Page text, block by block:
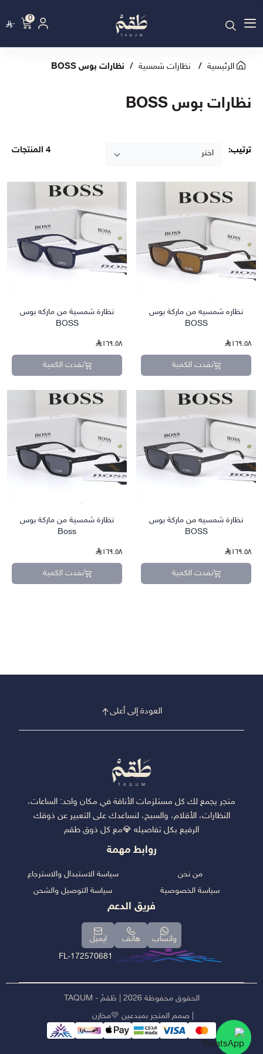
0 ٠
الرئيسية نظارات شمسية نظارات بوس BOSS
نظارات بوس BOSS
ترتيب: 4 المنتجات
نظاره شمسيه من ماركة بوس
BOSS
١٦٩.٥٨
نفدت الكمية
نظارة شمسية من ماركه بوس
BOSS
١٦٩.٥٨
نفدت الكمية
نظارة شمسيه من ماركة بوس
BOSS
١٦٩.٥٨
نفدت الكمية
نظارة شمسية من ماركة بوس
Boss
١٦٩.٥٨
نفدت الكمية
العودة إلى أعلى
متجر يجمع لك كل مستلزمات الأناقة في مكان واحد: الساعات،
النظارات، الأقلام، والسبح، لنساعدك على التعبير عن ذوقك
الرفيع بكل تفاصيله 💎مع كل ذوق طقم
روابط مهمة
من نحن
سياسة الخصوصية
سياسة الاستبدال والاسترجاع
سياسة التوصيل والشحن
فريق الدعم
واتساب هاتف
ايميل
FL-172570681
الحقوق محفوظة 2026 | طَقمْ - TAQUM